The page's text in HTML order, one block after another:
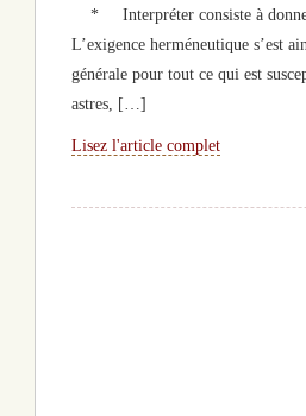
* Interpréter consiste à donner
L’exigence herméneutique s’est
générale pour tout ce qui est
astres, […]
Lisez l'article complet